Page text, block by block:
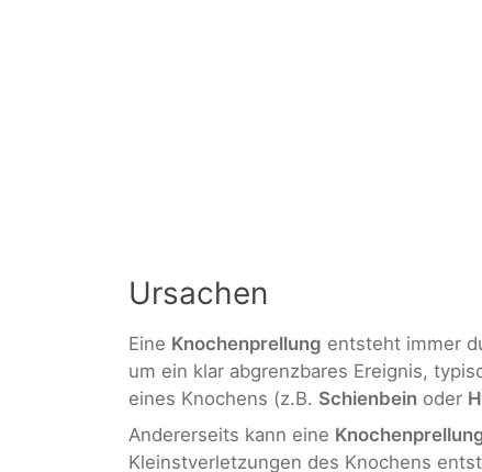
Ursachen
Eine Knochenprellung entsteht immer
um ein klar abgrenzbares Ereignis,
eines Knochens (z.B. Schienbein oder
Andererseits kann eine
Kleinstverletzungen des Knochens